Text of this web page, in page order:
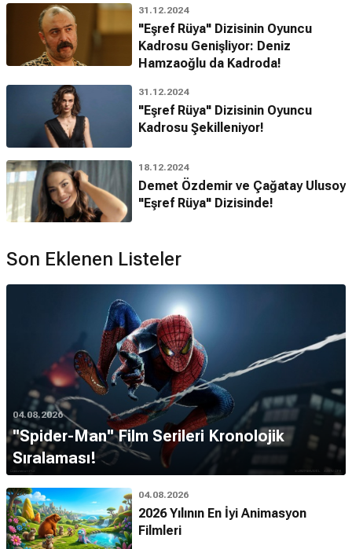
31.12.2024
"Eşref Rüya" Dizisinin Oyuncu
Kadrosu Genişliyor: Deniz
Hamzaoğlu da Kadroda!
31.12.2024
"Eşref Rüya" Dizisinin Oyuncu
Kadrosu Şekilleniyor!
18.12.2024
Demet Özdemir ve Çağatay Ulusoy
"Eşref Rüya" Dizisinde!
Son Eklenen Listeler
04.08.2026
''Spider-Man'' Film Serileri Kronolojik
Sıralaması!
04.08.2026
2026 Yılının En İyi Animasyon
Filmleri